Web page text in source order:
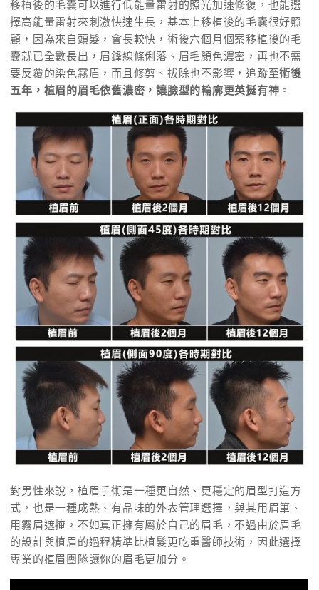
移植後的毛囊可以進行低能量雷射的照光加速修復，也能選
擇高能量雷射來刺激快速生長，基本上移植後的毛囊很好照
顧，因為來自頭髮，會長較快，術後六個月個案移植後的毛
囊就已全數長出，眉鋒線條俐落、眉毛顏色濃密，再也不需
要反覆的染色霧眉，而且修剪、拔除也不影響，追蹤至術後
五年，植眉的眉毛依舊濃密，讓臉型的輪廓更英挺有神 。
對男性來說，植眉手術是一種更自然、更穩定的眉型打造方
式，也是一種成熟、有品味的外表管理選擇，與其用眉筆、
用霧眉遮掩，不如真正擁有屬於自己的眉毛，不過由於眉毛
的設計與植眉的過程精準比植髮更吃重醫師技術，因此選擇
專業的植眉團隊讓你的眉毛更加分。